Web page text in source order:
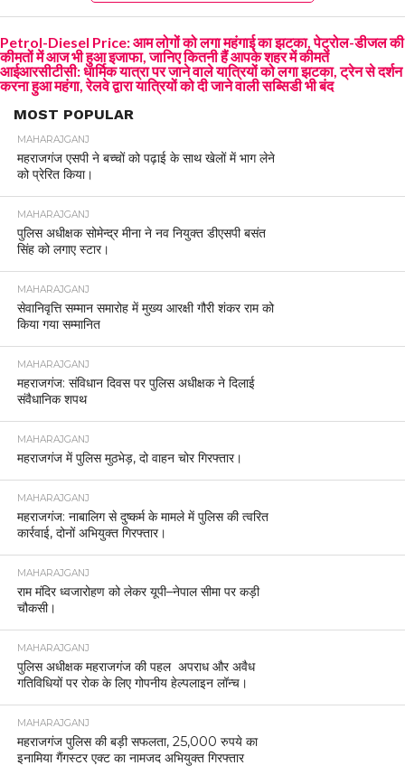
Petrol-Diesel Price: आम लोगों को लगा महंगाई का झटका, पेट्रोल-डीजल की
कीमतों में आज भी हुआ इजाफा, जानिए कितनी हैं आपके शहर में कीमतें
आईआरसीटीसी: धार्मिक यात्रा पर जाने वाले यात्रियों को लगा झटका, ट्रेन से दर्शन
करना हुआ महंगा, रेलवे द्वारा यात्रियों को दी जाने वाली सब्सिडी भी बंद
MOST POPULAR
MAHARAJGANJ
महराजगंज एसपी ने बच्चों को पढ़ाई के साथ खेलों में भाग लेने
को प्रेरित किया।
MAHARAJGANJ
पुलिस अधीक्षक सोमेन्द्र मीना ने नव नियुक्त डीएसपी बसंत
सिंह को लगाए स्टार।
MAHARAJGANJ
सेवानिवृत्ति सम्मान समारोह में मुख्य आरक्षी गौरी शंकर राम को
किया गया सम्मानित
MAHARAJGANJ
महराजगंज: संविधान दिवस पर पुलिस अधीक्षक ने दिलाई
संवैधानिक शपथ
MAHARAJGANJ
महराजगंज में पुलिस मुठभेड़, दो वाहन चोर गिरफ्तार।
MAHARAJGANJ
महराजगंज: नाबालिग से दुष्कर्म के मामले में पुलिस की त्वरित
कार्रवाई, दोनों अभियुक्त गिरफ्तार।
MAHARAJGANJ
राम मंदिर ध्वजारोहण को लेकर यूपी–नेपाल सीमा पर कड़ी
चौकसी।
MAHARAJGANJ
पुलिस अधीक्षक महराजगंज की पहल अपराध और अवैध
गतिविधियों पर रोक के लिए गोपनीय हेल्पलाइन लॉन्च।
MAHARAJGANJ
महराजगंज पुलिस की बड़ी सफलता, 25,000 रुपये का
इनामिया गैंगस्टर एक्ट का नामजद अभियुक्त गिरफ्तार